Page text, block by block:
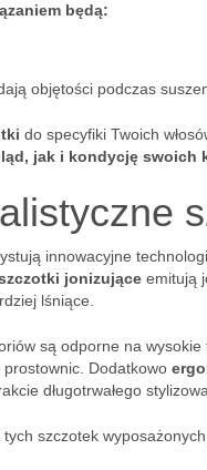
będą:
objętości podczas
do specyfiki Twoich
jak i kondycję swoich
innowacyjne
jonizujące emitują
lśniące.
są odporne na
Dodatkowo
długotrwałego
szczotek